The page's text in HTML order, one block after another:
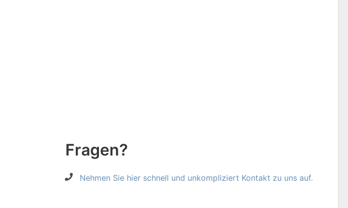
Fragen?
Nehmen Sie hier schnell und unkompliziert Kontakt zu uns auf.